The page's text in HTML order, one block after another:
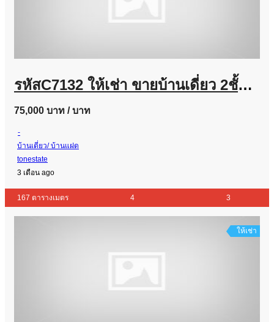
รหัสC7132 ให้เช่า ขายบ้านเดี่ยว 2ชั้น โครงการแกรนดิโอ วิภาวดี-รังสิต บ้านใหม่มาก บิ้วอินทั้งหลัง
75,000 บาท / บาท
-
บ้านเดี่ยว/ บ้านแฝด
tonestate
3 เดือน ago
167 ตารางเมตร 4 3
ให้เช่า